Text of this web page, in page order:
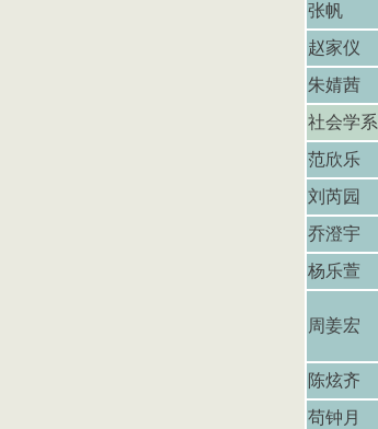
张帆
赵家仪
朱婧茜
社会学系
范欣乐
刘芮园
乔澄宇
杨乐萱
周姜宏
陈炫齐
苟钟月